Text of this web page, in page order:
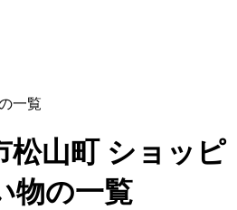
一覧
松山町 ショッピ
物の一覧